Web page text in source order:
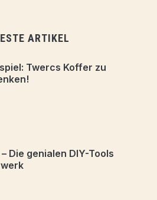
ARTIKEL
Twercs Koffer zu
Die genialen DIY-Tools